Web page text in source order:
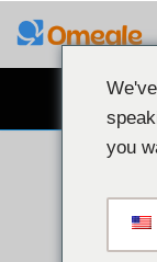
содержанию
you